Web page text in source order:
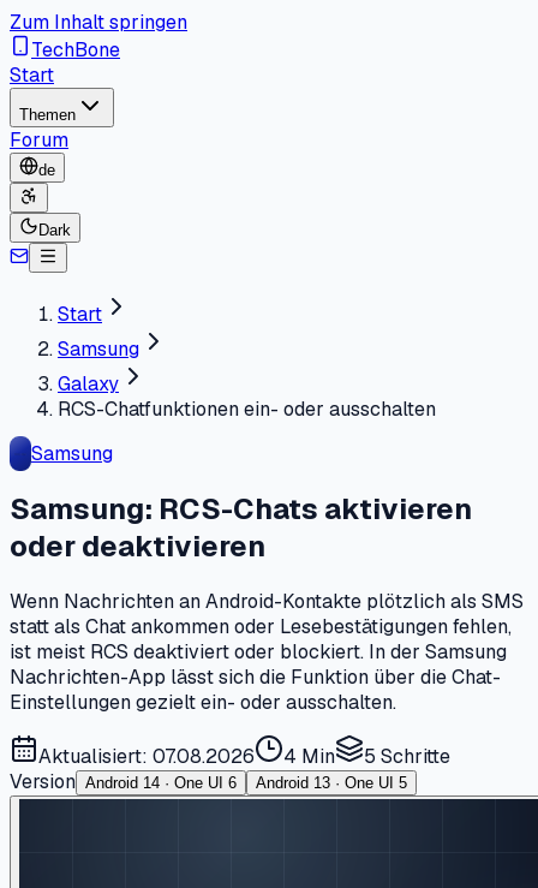
Zum Inhalt springen
TechBone
Start
Themen
Forum
de
Dark
Start
Samsung
Galaxy
RCS-Chatfunktionen ein- oder ausschalten
Samsung
Samsung: RCS-Chats aktivieren
oder deaktivieren
Wenn Nachrichten an Android-Kontakte plötzlich als SMS
statt als Chat ankommen oder Lesebestätigungen fehlen,
ist meist RCS deaktiviert oder blockiert. In der Samsung
Nachrichten-App lässt sich die Funktion über die Chat-
Einstellungen gezielt ein- oder ausschalten.
Aktualisiert: 07.08.2026 4 Min 5 Schritte
Version Android 14 · One UI 6 Android 13 · One UI 5